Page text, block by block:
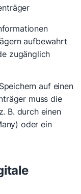
aufbewahrt
zugänglich
auf einen
muss die
B. durch einen
oder ein